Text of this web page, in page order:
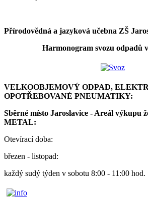
Přírodovědná a jazyková učebna ZŠ
Harmonogram svozu odpadů
VELKOOBJEMOVÝ ODPAD,
OPOTŘEBOVANÉ PNEUMATIKY:
Sběrné místo Jaroslavice - Areál výkupu
METAL:
Otevírací doba:
březen - listopad:
každý sudý týden v sobotu 8:00 - 11:00 hod.